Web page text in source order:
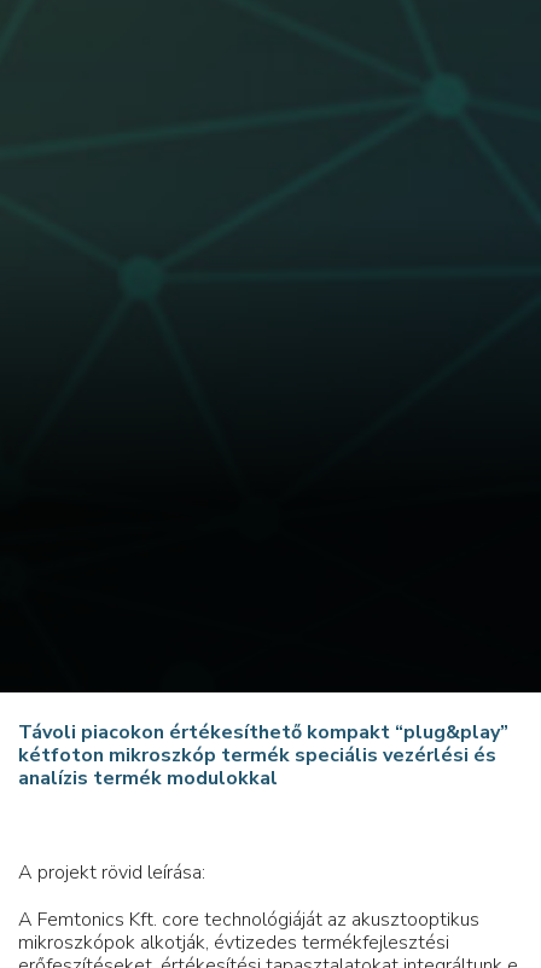
Távoli piacokon értékesíthető kompakt “plug&play”
kétfoton mikroszkóp termék speciális vezérlési és
analízis termék modulokkal
A projekt rövid leírása:
A Femtonics Kft. core technológiáját az akusztooptikus
mikroszkópok alkotják, évtizedes termékfejlesztési